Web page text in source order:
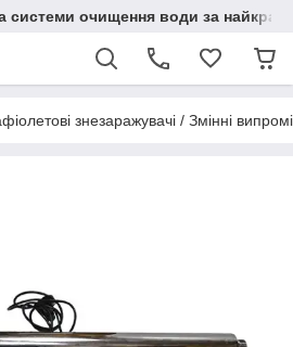
системи очищення води за
знезаражувачі / Змінні